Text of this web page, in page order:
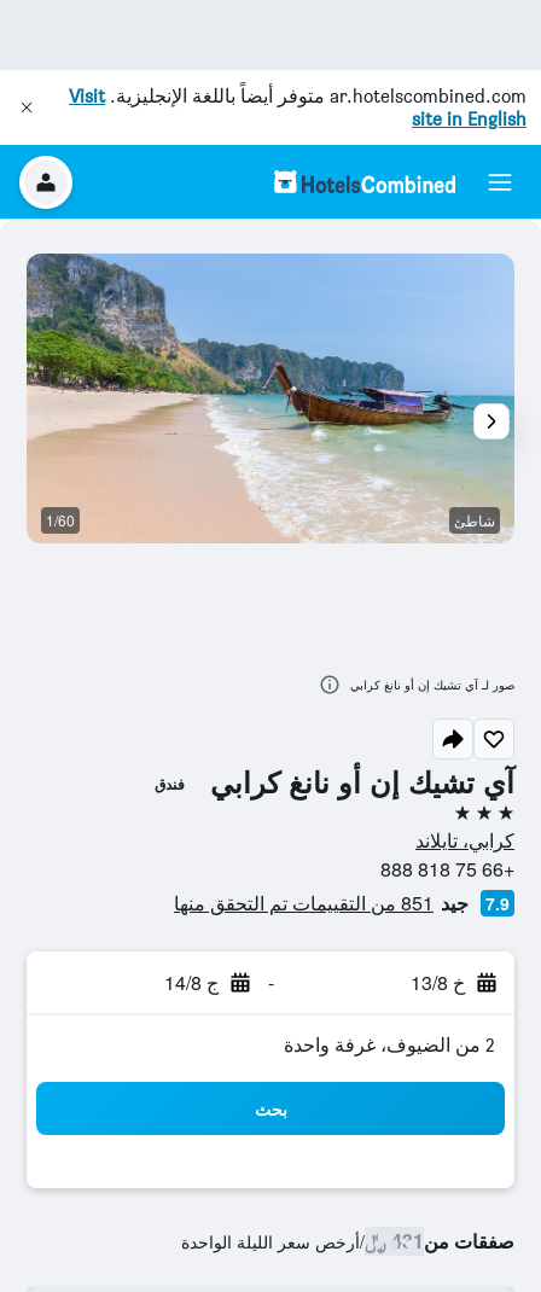
ar.hotelscombined.com متوفر أيضاً باللغة الإنجليزية.Visit
site in English
آي تشيك إن أو نانغ كرابي فندق
3 نجوم
كرابي، تايلاند
+66 75 818 888
7.9 جيد 851 من التقييمات تم التحقق منها
خ 13/8 - ج 14/8
2 من الضيوف، غرفة واحدة
بحث
صفقات من431 ﷼ /أرخص سعر الليلة الواحدة
شاطئ 1/60
صور لـ آي تشيك إن أو نانغ كرابي